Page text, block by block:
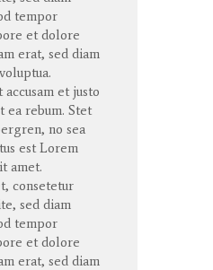
tempor
et dolore
erat, sed diam
et justo
ea rebum. Stet
no sea
est Lorem
amet.
consetetur
sed diam
tempor
et dolore
erat, sed diam